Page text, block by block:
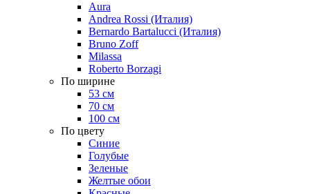
Aura
Andrea Rossi (Италия)
Bernardo Bartalucci (Италия)
Bruno Zoff
Milassa
Roberto Borzagi
По ширине
53 см
70 см
100 см
По цвету
Синие
Голубые
Зеленые
Желтые обои